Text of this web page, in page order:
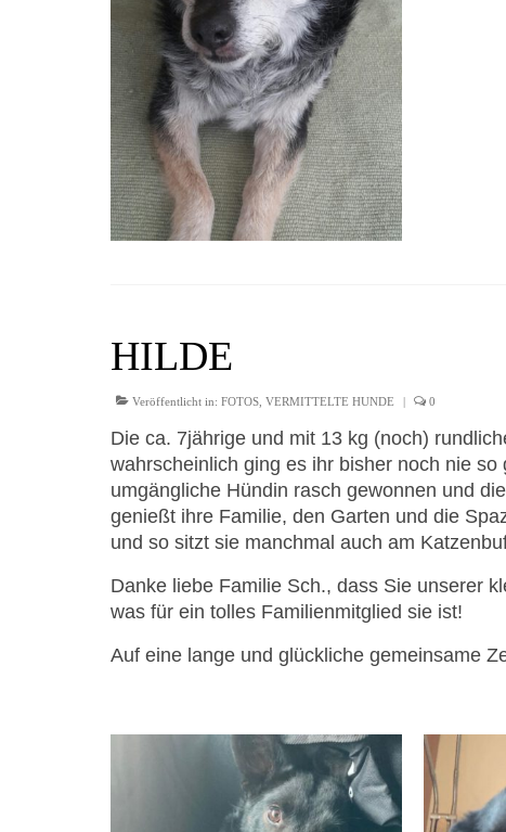
HILDE
Veröffentlicht in: FOTOS VERMITTELTE HUNDE | 0
Die ca. 7jährige und mit 13 kg (noch)
wahrscheinlich ging es ihr bisher noch nie
umgängliche Hündin rasch gewonnen und
genießt ihre Familie, den Garten und die
und so sitzt sie manchmal auch am
Danke liebe Familie Sch., dass Sie unserer
was für ein tolles Familienmitglied sie ist!
Auf eine lange und glückliche gemeinsame